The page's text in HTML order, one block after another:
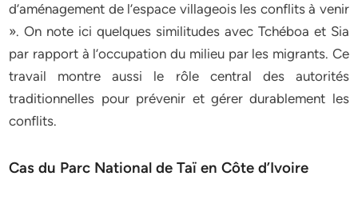
d’aménagement de l’espace villageois les conflits à venir
». On note ici quelques similitudes avec Tchéboa et Sia
par rapport à l’occupation du milieu par les migrants. Ce
travail montre aussi le rôle central des autorités
traditionnelles pour prévenir et gérer durablement les
conflits.
Cas du Parc National de Taï en Côte d’Ivoire